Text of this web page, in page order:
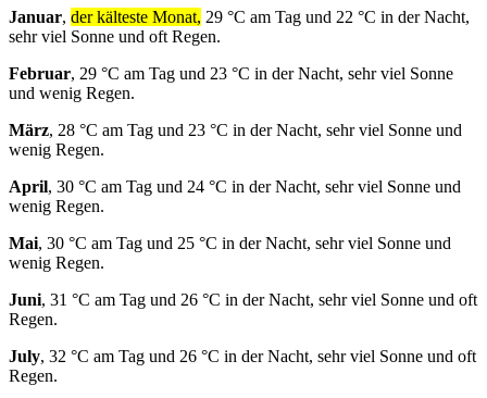
Januar, der kälteste Monat, 29 °C am Tag und 22 °C in der Nacht,
sehr viel Sonne und oft Regen.
Februar, 29 °C am Tag und 23 °C in der Nacht, sehr viel Sonne
und wenig Regen.
März, 28 °C am Tag und 23 °C in der Nacht, sehr viel Sonne und
wenig Regen.
April, 30 °C am Tag und 24 °C in der Nacht, sehr viel Sonne und
wenig Regen.
Mai, 30 °C am Tag und 25 °C in der Nacht, sehr viel Sonne und
wenig Regen.
Juni, 31 °C am Tag und 26 °C in der Nacht, sehr viel Sonne und oft
Regen.
July, 32 °C am Tag und 26 °C in der Nacht, sehr viel Sonne und oft
Regen.